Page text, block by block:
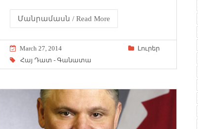
Մանրամասն / Read More
March 27, 2014
Լուրեր
Հայ Դատ - Գանատա